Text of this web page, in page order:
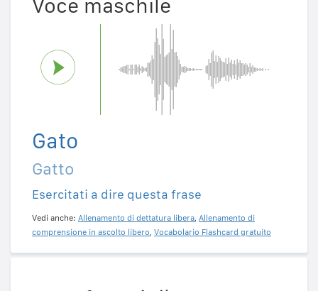
Gato
Gatto
Esercitati a dire questa frase
Vedi anche: Allenamento di dettatura libera, Allenamento di
comprensione in ascolto libero, Vocabolario Flashcard gratuito